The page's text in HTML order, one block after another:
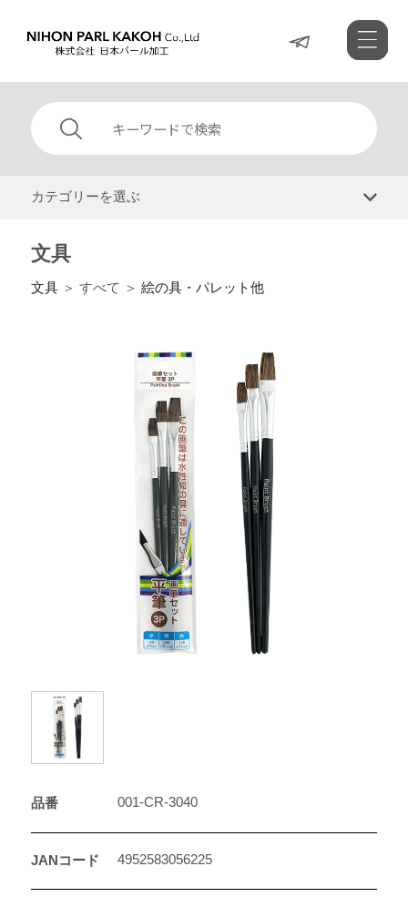
カテゴリーを選ぶ
文具
文具＞ すべて ＞ 絵の具・パレット他
品番 001-CR-3040
JANコード 4952583056225